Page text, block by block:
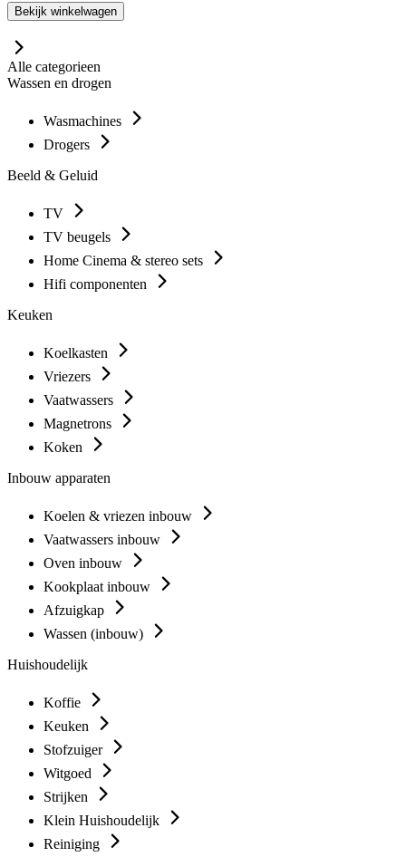
Bekijk winkelwagen
Alle categorieen
Wassen en drogen
Wasmachines
Drogers
Beeld & Geluid
TV
TV beugels
Home Cinema & stereo sets
Hifi componenten
Keuken
Koelkasten
Vriezers
Vaatwassers
Magnetrons
Koken
Inbouw apparaten
Koelen & vriezen inbouw
Vaatwassers inbouw
Oven inbouw
Kookplaat inbouw
Afzuigkap
Wassen (inbouw)
Huishoudelijk
Koffie
Keuken
Stofzuiger
Witgoed
Strijken
Klein Huishoudelijk
Reiniging